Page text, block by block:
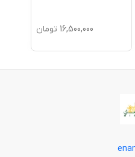
16,500,000 تومان